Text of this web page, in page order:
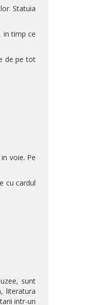
Statuia
in timp ce
de pe tot
voie. Pe
cu cardul
sunt
literatura
intr-un